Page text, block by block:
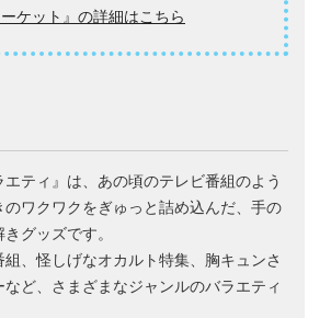
ーケット』の詳細はこちら
エティ』は、あの頃のテレビ番組のよう
のワクワクをぎゅっと詰め込んだ、手の
グッズです。
組、怪しげなオカルト特集、胸キュンさ
など、さまざまなジャンルのバラエティ